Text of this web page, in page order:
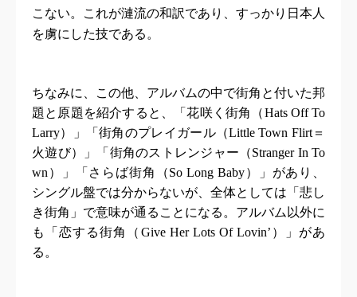
こない。これが漣流の和訳であり、すっかり日本人
を虜にした技である。
ちなみに、この他、アルバムの中で街角と付いた邦
題と原題を紹介すると、「花咲く街角（Hats Off To
Larry）」「街角のプレイガール（Little Town Flirt＝
火遊び）」「街角のストレンジャー（Stranger In To
wn ）」「さらば街角（So Long Baby）」があり、
シングル盤では分からないが、全体としては「悲し
き街角」で意味が通ることになる。アルバム以外に
も「恋する街角（ Give Her Lots Of Lovin’ ）」があ
る。